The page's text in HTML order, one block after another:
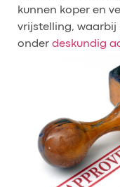
kunnen koper en
vrijstelling, waarbij
onder deskundig